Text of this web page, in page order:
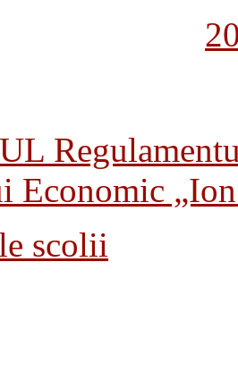
Economic
scolii